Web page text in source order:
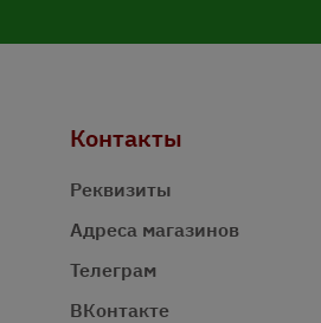
Контакты
Реквизиты
Адреса магазинов
Телеграм
ВКонтакте